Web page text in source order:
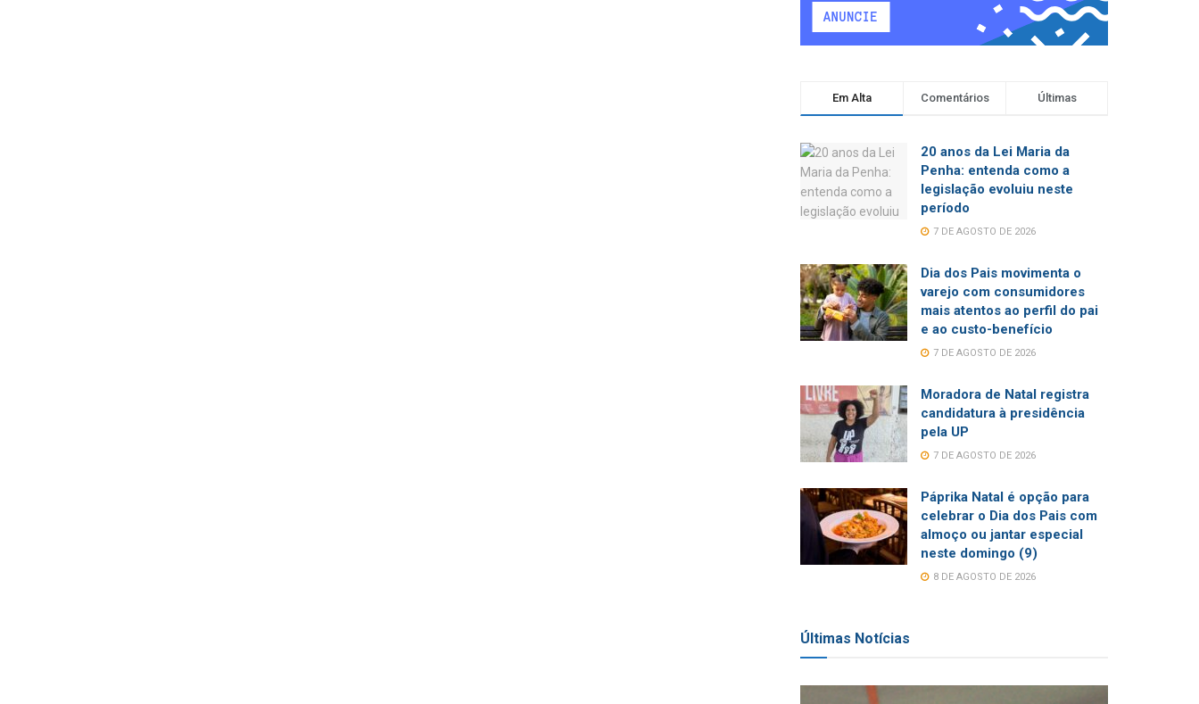
Em Alta Comentários Últimas
20 anos da Lei Maria da
Penha: entenda como a
legislação evoluiu neste
período
7 DE AGOSTO DE 2026
Dia dos Pais movimenta o
varejo com consumidores
mais atentos ao perfil do pai
e ao custo-benefício
7 DE AGOSTO DE 2026
Moradora de Natal registra
candidatura à presidência
pela UP
7 DE AGOSTO DE 2026
Páprika Natal é opção para
celebrar o Dia dos Pais com
almoço ou jantar especial
neste domingo (9)
8 DE AGOSTO DE 2026
Últimas Notícias